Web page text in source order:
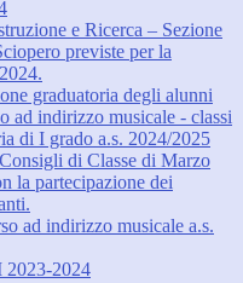
e Ricerca – Sezione
previste per la
graduatoria degli alunni
ad indirizzo musicale - classi
di I grado a.s. 2024/2025
di Classe di Marzo
la partecipazione dei
ad indirizzo musicale a.s.
2024